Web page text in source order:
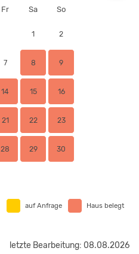
Fr Sa So
1 2
7 8 9
14 15 16
21 22 23
28 29 30
auf Anfrage Haus belegt
letzte Bearbeitung: 08.08.2026